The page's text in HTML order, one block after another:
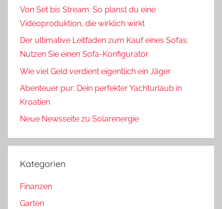
Von Set bis Stream: So planst du eine
Videoproduktion, die wirklich wirkt
Der ultimative Leitfaden zum Kauf eines Sofas:
Nutzen Sie einen Sofa-Konfigurator
Wie viel Geld verdient eigentlich ein Jäger
Abenteuer pur: Dein perfekter Yachturlaub in
Kroatien
Neue Newsseite zu Solarenergie
Kategorien
Finanzen
Garten